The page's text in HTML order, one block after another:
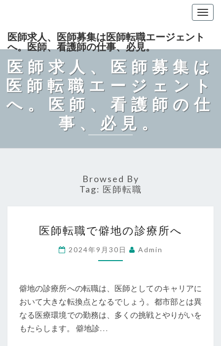
医師求人、医師募集は医師転職エージェント
へ。医師、看護師の仕事、必見。
医師求人、医師募集は
医師転職エージェント
へ。医師、看護師の仕
事、必見。
Browsed By
Tag: 医師転職
師
転
職
僻
地
の
医師転職で僻地の診療所へ
2024年9月30日 Admin
僻地の診療所への転職は、医師としてのキャリアに
おいて大きな転換点となるでしょう。都市部とは異
なる医療環境での勤務は、多くの挑戦とやりがいを
もたらします。 僻地診…